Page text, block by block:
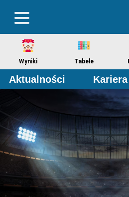
Wyniki Tabele
Aktualności Kariera